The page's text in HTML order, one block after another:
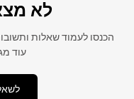
לא
הכנסו לעמוד שאלות
עוד